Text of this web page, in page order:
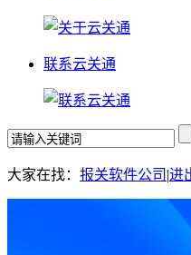
联系云关通
大家在找： 报关软件公司 |进